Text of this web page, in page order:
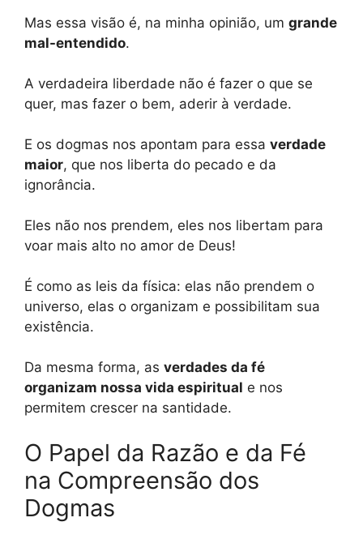
Mas essa visão é, na minha opinião, um grande
mal-entendido.
A verdadeira liberdade não é fazer o que se
quer, mas fazer o bem, aderir à verdade.
E os dogmas nos apontam para essa verdade
maior, que nos liberta do pecado e da
ignorância.
Eles não nos prendem, eles nos libertam para
voar mais alto no amor de Deus!
É como as leis da física: elas não prendem o
universo, elas o organizam e possibilitam sua
existência.
Da mesma forma, as verdades da fé
organizam nossa vida espiritual e nos
permitem crescer na santidade.
O Papel da Razão e da Fé
na Compreensão dos
Dogmas